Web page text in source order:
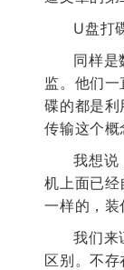
U盘打
同样是
监。他们
碟的都是
传输这个概
我想说
机上面已
一样的，装
我们来
区别。不存